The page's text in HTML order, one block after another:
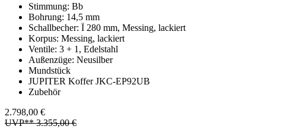
Stimmung: Bb
Bohrung: 14,5 mm
Schallbecher: Ï 280 mm, Messing, lackiert
Korpus: Messing, lackiert
Ventile: 3 + 1, Edelstahl
Außenzüge: Neusilber
Mundstück
JUPITER Koffer JKC-EP92UB
Zubehör
2.798,00 €
UVP** 3.355,00 €